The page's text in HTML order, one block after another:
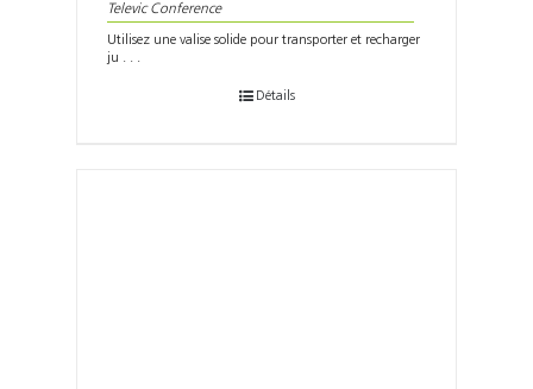
Televic Conference
Utilisez une valise solide pour transporter et recharger
ju . . .
Détails